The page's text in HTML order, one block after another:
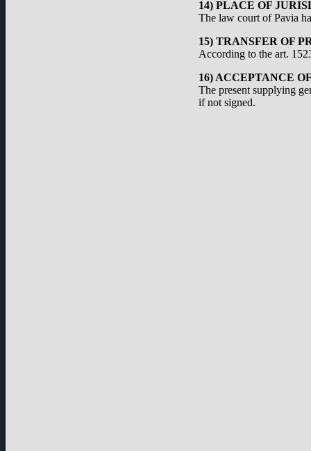
14) PLACE OF
The law court of Pavia
15) TRANSFER OF
According to the art.
16) ACCEPTANCE
The present supplying
if not signed.